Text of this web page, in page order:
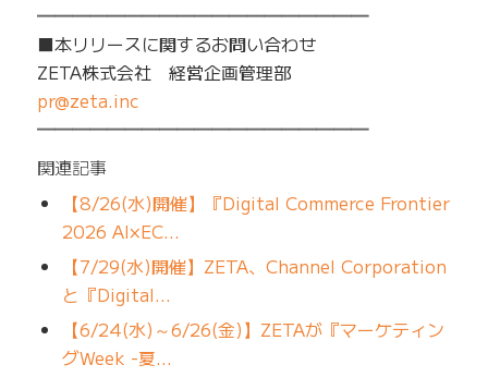
━━━━━━━━━━━━━━━━━━━
■本リリースに関するお問い合わせ
ZETA株式会社 経営企画管理部
pr@zeta.inc
━━━━━━━━━━━━━━━━━━━
関連記事
【8/26(水)開催】『Digital Commerce Frontier
2026 AI×EC…
【7/29(水)開催】ZETA、Channel Corporation
と『Digital…
【6/24(水)～6/26(金)】ZETAが『マーケティン
グWeek -夏…